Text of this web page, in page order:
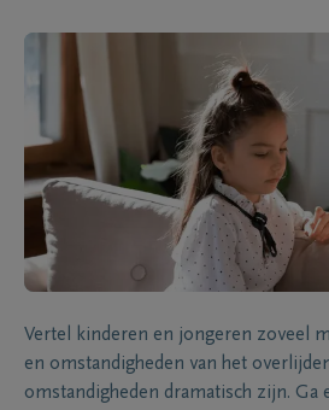
Vertel kinderen en jongeren zoveel
en omstandigheden van het
omstandigheden dramatisch zijn. Ga